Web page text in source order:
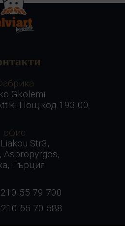
Gkolemi
Пощ.код 193 00
офис
Str3,
Aspropyrgos,
Гърция.
55 79 700
210 55 70 588